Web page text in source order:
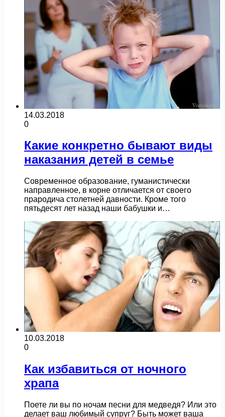
14.03.2018
0
Какие конкретно бывают виды
наказания детей в семье
Современное образование, гуманистически
направленное, в корне отличается от своего
прародича столетней давности. Кроме того
пятьдесят лет назад наши бабушки и…
10.03.2018
0
Как избавиться от ночного
храпа
Поете ли вы по ночам песни для медведя? Или это
делает ваш любимый супруг? Быть может ваша